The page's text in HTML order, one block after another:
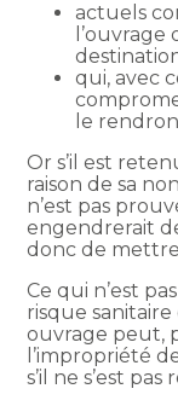
actuels
qui, avec
le
Or s’il est
raison de sa
n’est pas
engendrerait
donc de
Ce qui n’est
risque
ouvrage peut,
l’impropriété
s’il ne s’est